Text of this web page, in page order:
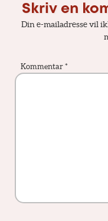
Skriv en
Din e-mailadresse vil
Kommentar *